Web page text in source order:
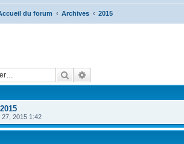
du forum Archives 2015
Rechercher
27, 2015 1:42